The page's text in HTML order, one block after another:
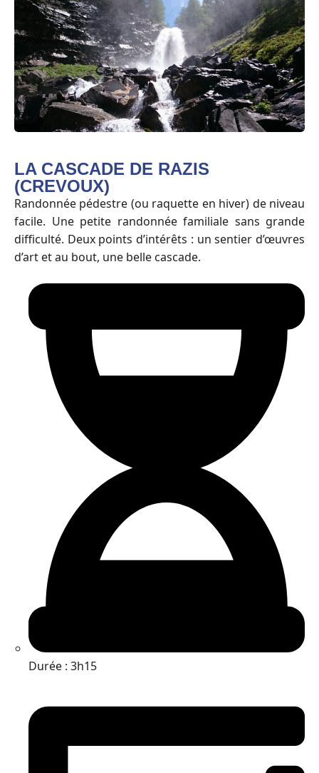
LA CASCADE DE RAZIS
(CREVOUX)
Randonnée pédestre (ou raquette en hiver) de niveau
facile. Une petite randonnée familiale sans grande
difficulté. Deux points d’intérêts : un sentier d’œuvres
d’art et au bout, une belle cascade.
Durée : 3h15